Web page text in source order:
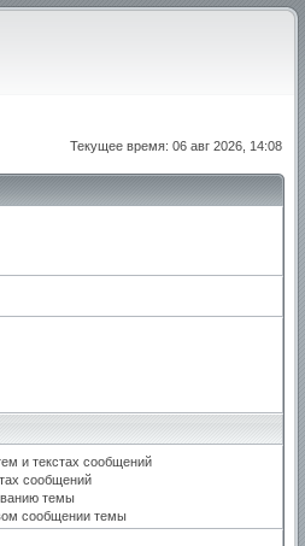
Текущее время: 06 авг 2026, 14:08
и текстах сообщений
сообщений
темы
сообщении темы